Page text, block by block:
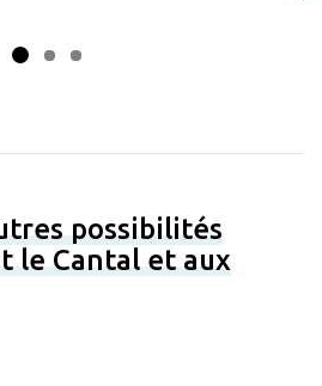
possibilités
le Cantal et aux